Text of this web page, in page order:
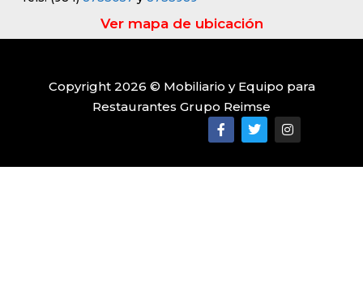
Ver mapa de ubicación
Copyright 2026 © Mobiliario y Equipo para
Restaurantes Grupo Reimse